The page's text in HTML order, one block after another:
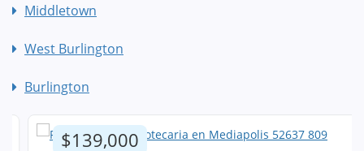
Middletown
West Burlington
Burlington
$139,000